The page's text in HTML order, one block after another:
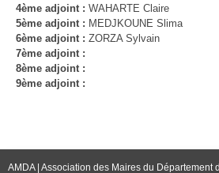
4ème adjoint : WAHARTE Claire
5ème adjoint : MEDJKOUNE Slima
6ème adjoint : ZORZA Sylvain
7ème adjoint :
8ème adjoint :
9ème adjoint :
AMDA | Association des Maires du Département